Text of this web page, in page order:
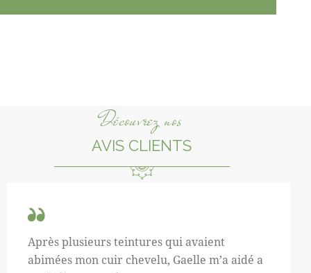
Découvrez nos
AVIS CLIENTS
Après plusieurs teintures qui avaient
abimées mon cuir chevelu, Gaelle m’a aidé a